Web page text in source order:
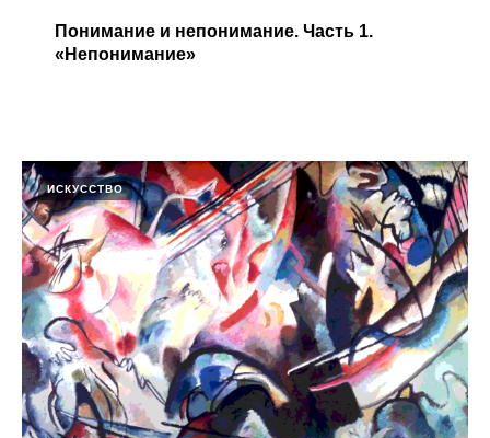
Понимание и непонимание. Часть 1.
«Непонимание»
ИСКУССТВО